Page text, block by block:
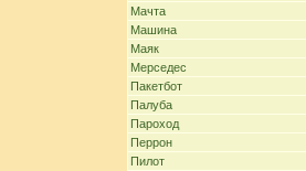
Мачта
Машина
Маяк
Мерседес
Пакетбот
Палуба
Пароход
Перрон
Пилот